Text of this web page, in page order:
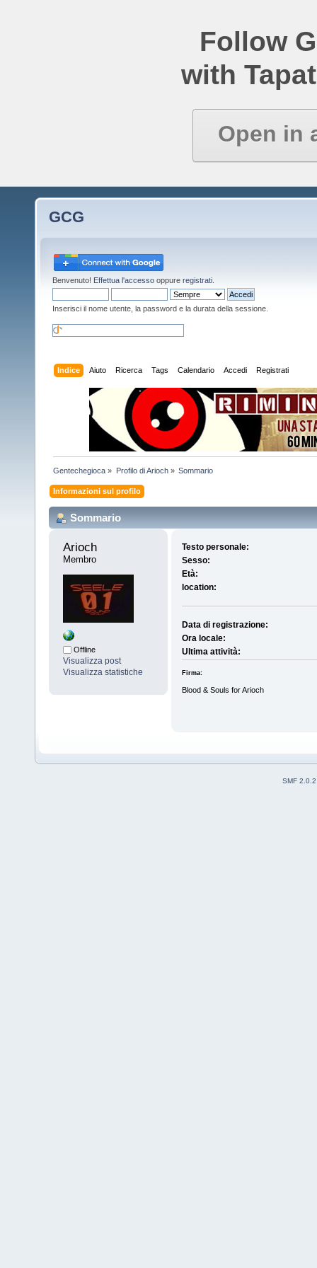
Follow
with
Open in
GCG
Benvenuto! Effettua l'accesso oppure registrati
Inserisci il nome utente, la password e la durata della sessione.
Indice Aiuto Ricerca Tags Calendario Accedi Registrati
Gentechegioca » Profilo di Arioch» Sommario
Informazioni sul profilo
Sommario
Arioch
Membro
Offline
Visualizza post
Visualizza statistiche
Testo personale:
Sesso:
Età:
location:
Data di registrazione:
Ora locale:
Ultima attività:
Firma:
Blood & Souls for Arioch
SMF 2.0.2